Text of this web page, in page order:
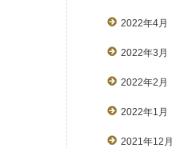
2022年4月
2022年3月
2022年2月
2022年1月
2021年12月